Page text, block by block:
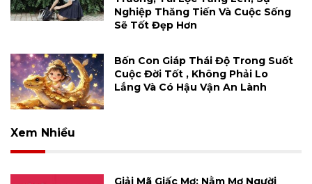
Nghiệp Thăng Tiến Và Cuộc Sống
Sẽ Tốt Đẹp Hơn
Bốn Con Giáp Thái Độ Trong Suốt
Cuộc Đời Tốt , Không Phải Lo
Lắng Và Có Hậu Vận An Lành
Xem Nhiều
Giải Mã Giấc Mơ: Nằm Mơ Người